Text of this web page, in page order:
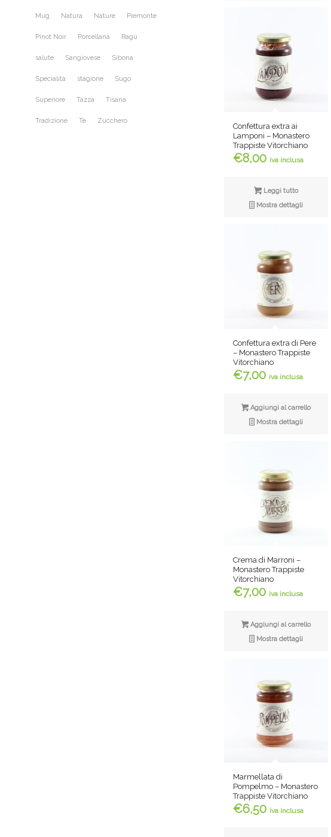
Confettura extra ai
Lamponi – Monastero
Trappiste Vitorchiano
€8,00 iva inclusa
Leggi tutto
Mostra dettagli
Confettura extra di Pere
– Monastero Trappiste
Vitorchiano
€7,00 iva inclusa
Aggiungi al carrello
Mostra dettagli
Crema di Marroni –
Monastero Trappiste
Vitorchiano
€7,00 iva inclusa
Aggiungi al carrello
Mostra dettagli
Marmellata di
Pompelmo – Monastero
Trappiste Vitorchiano
€6,50 iva inclusa
Mug Natura Nature Piemonte
Pinot Noir Porcellana Ragù
salute Sangiovese Sibona
Specialità stagione Sugo
Superiore Tazza Tisana
Tradizione Tè Zucchero